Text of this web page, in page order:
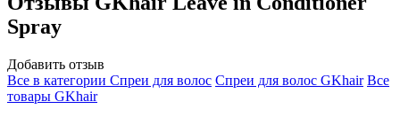
Spray
Добавить отзыв
Все в категории Спреи для волос Спреи для волос GKhair Все
товары GKhair